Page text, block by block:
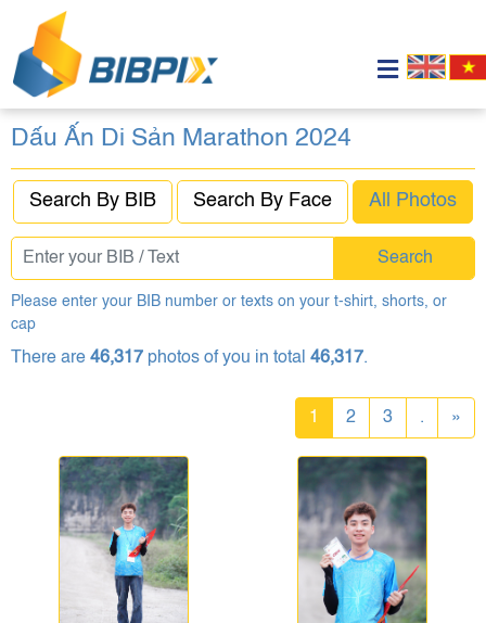
Dấu Ấn Di Sản Marathon 2024
Search By BIB Search By Face All Photos
Search
Please enter your BIB number or texts on your t-shirt, shorts, or
cap
There are 46,317 photos of you in total 46,317.
1 2 3 . »